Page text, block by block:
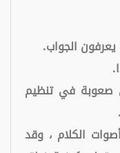
الجواب.
صعوبة في تنظيم
الكلام ، وقد